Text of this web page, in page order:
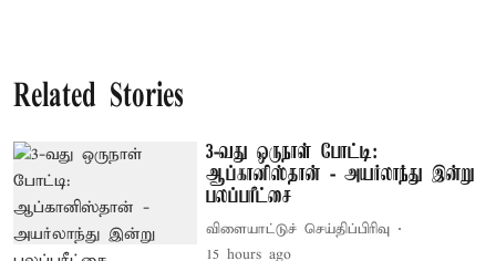
Related Stories
3-வது ஒருநாள் போட்டி:
ஆப்கானிஸ்தான் - அயர்லாந்து இன்று
பலப்பரீட்சை
விளையாட்டுச் செய்திப்பிரிவு
15 hours ago